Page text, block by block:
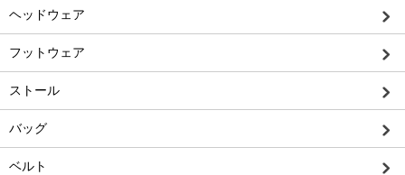
ヘッドウェア
フットウェア
ストール
バッグ
ベルト